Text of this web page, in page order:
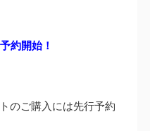
約開始！
のご購入には先行予約